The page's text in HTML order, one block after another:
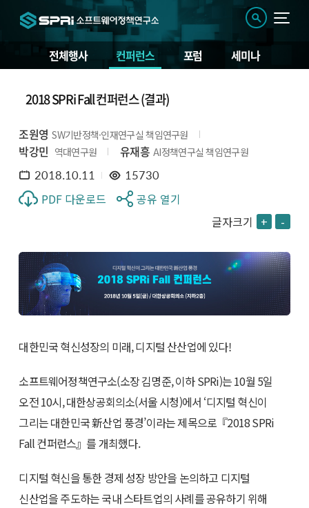
전체행사 컨퍼런스 포럼 세미나
2018 SPRi Fall 컨퍼런스 (결과)
조원영 SW기반정책·인재연구실 책임연구원
박강민 역대연구원 유재흥 AI정책연구실 책임연구원
2018.10.11 15730
PDF 다운로드
공유 열기
글자크기 + -
대한민국 혁신성장의 미래, 디지털 산산업에 있다!
소프트웨어정책연구소(소장 김명준, 이하 SPRi)는 10월 5일
오전 10시, 대한상공회의소(서울 시청)에서 ‘디지털 혁신이
그리는 대한민국 新산업 풍경’이라는 제목으로『2018 SPRi
Fall 컨퍼런스』를 개최했다.
디지털 혁신을 통한 경제 성장 방안을 논의하고 디지털
신산업을 주도하는 국내 스타트업의 사례를 공유하기 위해